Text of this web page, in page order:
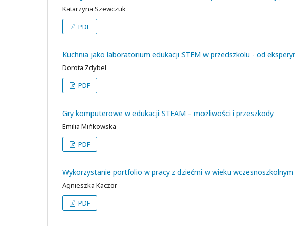
Katarzyna Szewczuk
PDF
Kuchnia jako laboratorium edukacji STEM w przedszkolu - od
Dorota Zdybel
PDF
Gry komputerowe w edukacji STEAM – możliwości i przeszkody
Emilia Mińkowska
PDF
Wykorzystanie portfolio w pracy z dziećmi w wieku wczesnoszkolnym
Agnieszka Kaczor
PDF